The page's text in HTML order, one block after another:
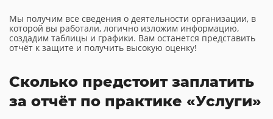
Мы получим все сведения о деятельности организации, в
которой вы работали, логично изложим информацию,
создадим таблицы и графики. Вам останется представить
отчёт к защите и получить высокую оценку!
Сколько предстоит заплатить
за отчёт по практике «Услуги»